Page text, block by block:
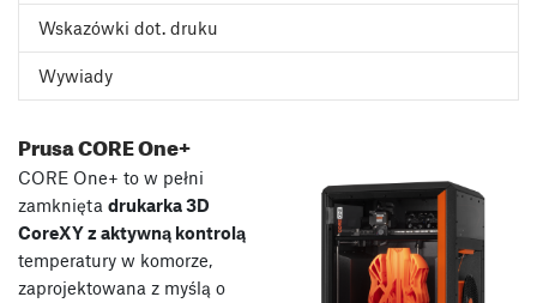
Wskazówki dot. druku
Wywiady
Prusa CORE One+
CORE One+ to w pełni
zamknięta drukarka 3D
CoreXY z aktywną kontrolą
temperatury w komorze,
zaprojektowana z myślą o